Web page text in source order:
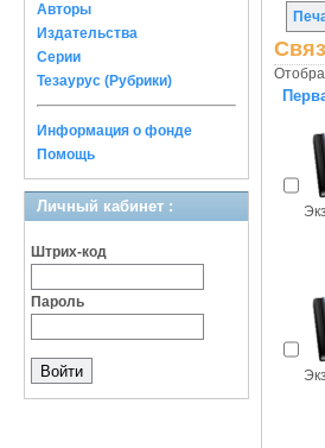
Авторы
Издательства
Серии
Тезаурус (Рубрики)
Информация о фонде
Помощь
Личный кабинет :
Штрих-код
Пароль